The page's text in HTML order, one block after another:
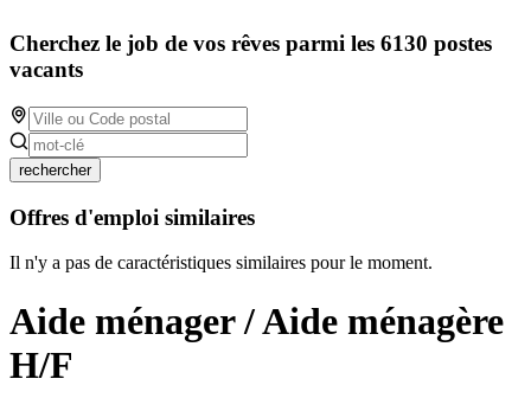
Cherchez le job de vos rêves parmi les 6130 postes
vacants
rechercher
Offres d'emploi similaires
Il n'y a pas de caractéristiques similaires pour le moment.
Aide ménager / Aide ménagère
H/F